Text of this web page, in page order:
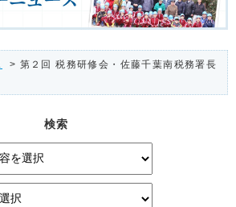
> 第２回 税務研修会・佐藤千葉南税務署長
検索